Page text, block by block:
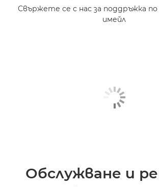
Свържете се с нас за поддръжка
имейл
Обслужване и